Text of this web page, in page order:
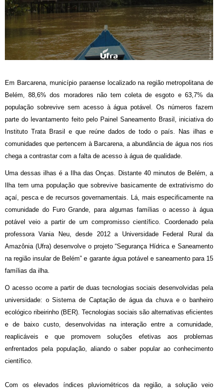
Em Barcarena, município paraense localizado na região metropolitana de
Belém, 88,6% dos moradores não tem coleta de esgoto e 63,7% da
população sobrevive sem acesso à água potável. Os números fazem
parte do levantamento feito pelo Painel Saneamento Brasil, iniciativa do
Instituto Trata Brasil e que reúne dados de todo o país. Nas ilhas e
comunidades que pertencem à Barcarena, a abundância de água nos rios
chega a contrastar com a falta de acesso à água de qualidade.
Uma dessas ilhas é a Ilha das Onças. Distante 40 minutos de Belém, a
Ilha tem uma população que sobrevive basicamente de extrativismo do
açaí, pesca e de recursos governamentais. Lá, mais especificamente na
comunidade do Furo Grande, para algumas famílias o acesso à água
potável veio a partir de um compromisso científico. Coordenado pela
professora Vania Neu, desde 2012 a Universidade Federal Rural da
Amazônia (Ufra) desenvolve o projeto “Segurança Hídrica e Saneamento
na região insular de Belém” e garante água potável e saneamento para 15
famílias da ilha.
O acesso ocorre a partir de duas tecnologias sociais desenvolvidas pela
universidade: o Sistema de Captação de água da chuva e o banheiro
ecológico ribeirinho (BER). Tecnologias sociais são alternativas eficientes
e de baixo custo, desenvolvidas na interação entre a comunidade,
reaplicáveis e que promovem soluções efetivas aos problemas
enfrentados pela população, aliando o saber popular ao conhecimento
científico.
Com os elevados índices pluviométricos da região, a solução veio